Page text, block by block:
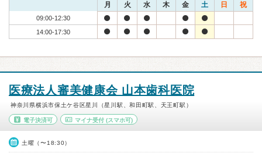
月 火 水 木 金 土 日 祝
09:00-12:30
14:00-17:30
医療法人審美健康会 山本歯科医院
神奈川県横浜市保土ケ谷区星川（星川駅、和田町駅、天王町駅）
電子決済可 マイナ受付(スマホ可)
土曜（〜18:30）